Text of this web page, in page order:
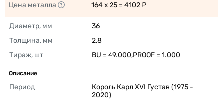
Цена металла 164 x 25 = 4102 ₽
Диаметр, мм
36
Толщина, мм
2,8
Тираж, шт
BU = 49.000,PROOF = 1.000
Описание
Период
Король Карл XVI Густав (1975 -
2020)